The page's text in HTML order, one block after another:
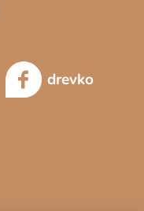
drevko